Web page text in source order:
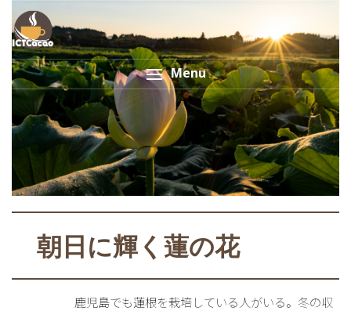
Menu
朝日に輝く蓮の花
鹿児島でも蓮根を栽培している人がいる。冬の収